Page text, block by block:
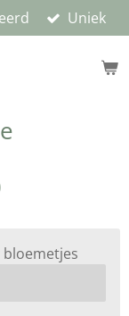
Uniek
bloemetjes